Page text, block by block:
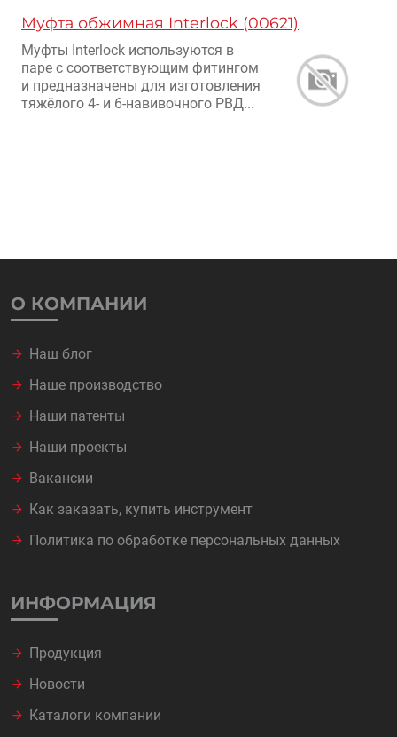
Муфта обжимная Interlock (00621)
Муфты Interlock используются в
паре с соответствующим фитингом
и предназначены для изготовления
тяжёлого 4- и 6-навивочного РВД...
О КОМПАНИИ
Наш блог
Наше производство
Наши патенты
Наши проекты
Вакансии
Как заказать, купить инструмент
Политика по обработке персональных данных
ИНФОРМАЦИЯ
Продукция
Новости
Каталоги компании